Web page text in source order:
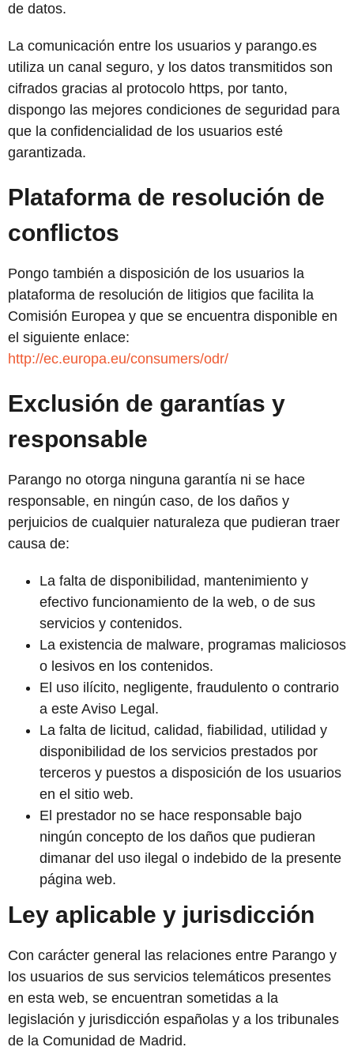
de datos.
La comunicación entre los usuarios y parango.es
utiliza un canal seguro, y los datos transmitidos son
cifrados gracias al protocolo https, por tanto,
dispongo las mejores condiciones de seguridad para
que la confidencialidad de los usuarios esté
garantizada.
Plataforma de resolución de
conflictos
Pongo también a disposición de los usuarios la
plataforma de resolución de litigios que facilita la
Comisión Europea y que se encuentra disponible en
el siguiente enlace:
http://ec.europa.eu/consumers/odr/
Exclusión de garantías y
responsable
Parango no otorga ninguna garantía ni se hace
responsable, en ningún caso, de los daños y
perjuicios de cualquier naturaleza que pudieran traer
causa de:
La falta de disponibilidad, mantenimiento y
efectivo funcionamiento de la web, o de sus
servicios y contenidos.
La existencia de malware, programas maliciosos
o lesivos en los contenidos.
El uso ilícito, negligente, fraudulento o contrario
a este Aviso Legal.
La falta de licitud, calidad, fiabilidad, utilidad y
disponibilidad de los servicios prestados por
terceros y puestos a disposición de los usuarios
en el sitio web.
El prestador no se hace responsable bajo
ningún concepto de los daños que pudieran
dimanar del uso ilegal o indebido de la presente
página web.
Ley aplicable y jurisdicción
Con carácter general las relaciones entre Parango y
los usuarios de sus servicios telemáticos presentes
en esta web, se encuentran sometidas a la
legislación y jurisdicción españolas y a los tribunales
de la Comunidad de Madrid.